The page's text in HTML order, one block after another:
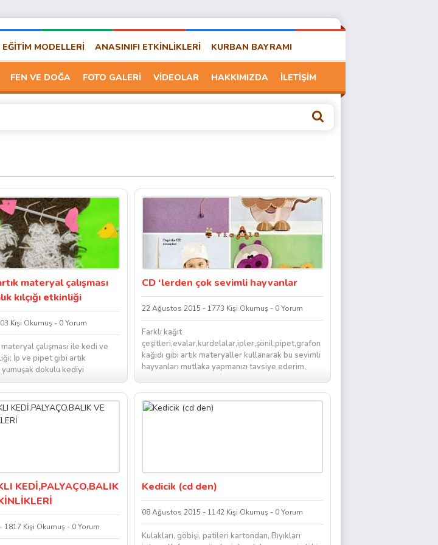
MODELLERİ ANASINIFI ETKİNLİKLERİ KURBAN BAYRAMI
FEN VE DOĞA FOTO GALERİ VİDEOLAR HAKKIMIZDA İLETİŞİM
materyal çalışması
kılçığı etkinliği
Kişi Okumuş - 0 Yorum
çalışması ile kedi ve
İp ve pipet gibi artık
dokulu kediyi
balıklardan şişmiş...
CD ‘lerden çok sevimli hayvanlar
22 Ağustos 2015 - 1773 Kişi Okumuş - 0 Yorum
Farklı kağıt
çeşitleri,evalar,kurdelalar,ipler,şönil,pipet,grafon
kağıdı gibi artık materyaller kullanarak bu sevimli
hayvanları mutlaka yapmanızı tavsiye ederim,
KEDİ,PALYAÇO,BALIK
Kişi Okumuş - 0 Yorum
Kedicik (cd den)
08 Ağustos 2015 - 1142 Kişi Okumuş - 0 Yorum
Kulakları, göbişi, patileri kartondan, Bıyıkları